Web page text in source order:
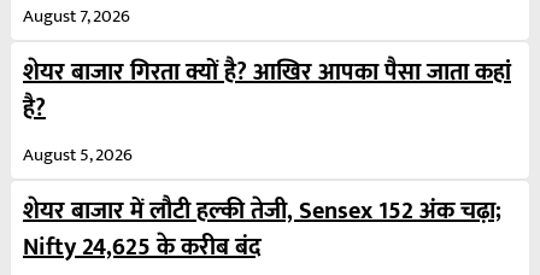
August 7, 2026
शेयर बाजार गिरता क्यों है? आखिर आपका पैसा जाता कहां
है?
August 5, 2026
शेयर बाजार में लौटी हल्की तेजी, Sensex 152 अंक चढ़ा;
Nifty 24,625 के करीब बंद